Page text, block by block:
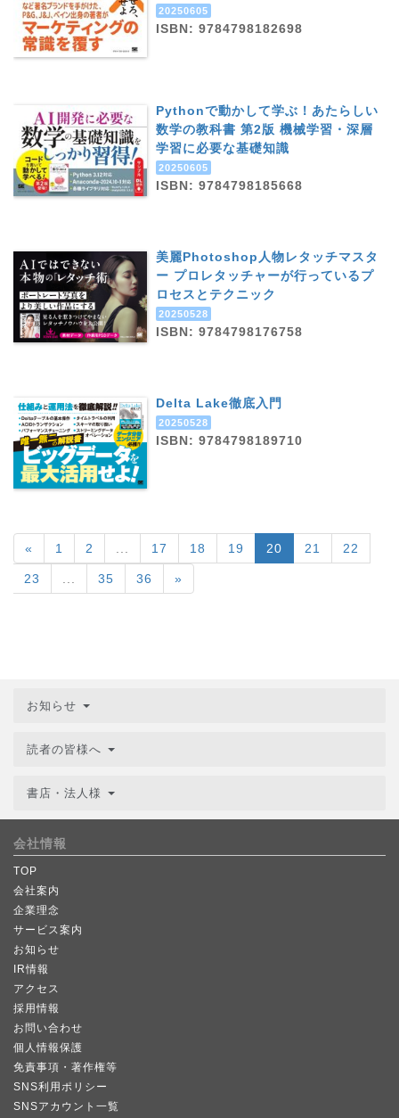
20250605
ISBN: 9784798182698
Pythonで動かして学ぶ！あたらしい
数学の教科書 第2版 機械学習・深層
学習に必要な基礎知識
20250605
ISBN: 9784798185668
美麗Photoshop人物レタッチマスタ
ー プロレタッチャーが行っているプ
ロセスとテクニック
20250528
ISBN: 9784798176758
Delta Lake徹底入門
20250528
ISBN: 9784798189710
« 1 2 17 18 19 20 21 22
23 35 36 »
お知らせ
読者の皆様へ
書店・法人様
会社情報
TOP
会社案内
企業理念
サービス案内
お知らせ
IR情報
アクセス
採用情報
お問い合わせ
個人情報保護
免責事項・著作権等
SNS利用ポリシー
SNSアカウント一覧